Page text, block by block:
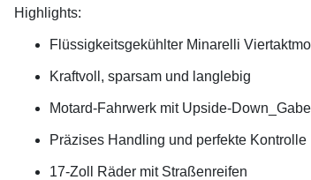
Highlights:
Flüssigkeitsgekühlter Minarelli
Kraftvoll, sparsam und langlebig
Motard-Fahrwerk mit Upside-Down_Gabel
Präzises Handling und perfekte Kontrolle
17-Zoll Räder mit Straßenreifen